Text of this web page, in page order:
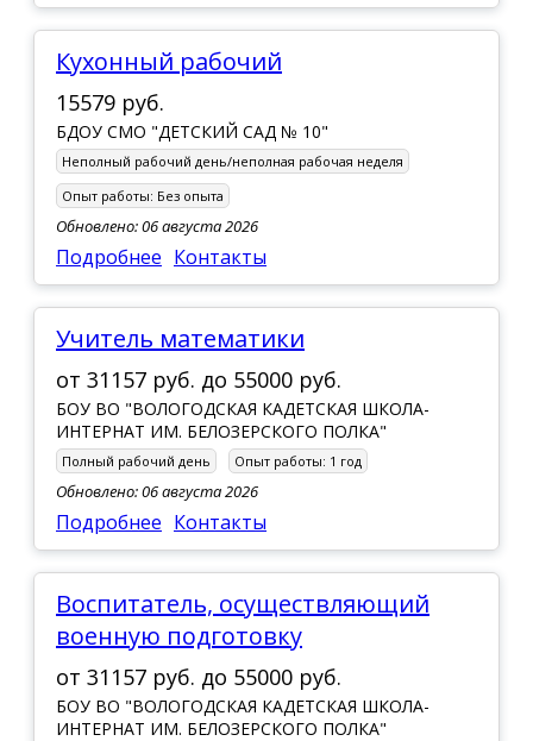
Кухонный рабочий
15579 руб.
БДОУ СМО "ДЕТСКИЙ САД № 10"
Неполный рабочий день/неполная рабочая неделя
Опыт работы: Без опыта
Обновлено: 06 августа 2026
Подробнее Контакты
учитель математики
от 31157 руб. до 55000 руб.
БОУ ВО "ВОЛОГОДСКАЯ КАДЕТСКАЯ ШКОЛА-
ИНТЕРНАТ ИМ. БЕЛОЗЕРСКОГО ПОЛКА"
Полный рабочий день Опыт работы: 1 год
Обновлено: 06 августа 2026
Подробнее Контакты
воспитатель, осуществляющий
военную подготовку
от 31157 руб. до 55000 руб.
БОУ ВО "ВОЛОГОДСКАЯ КАДЕТСКАЯ ШКОЛА-
ИНТЕРНАТ ИМ. БЕЛОЗЕРСКОГО ПОЛКА"